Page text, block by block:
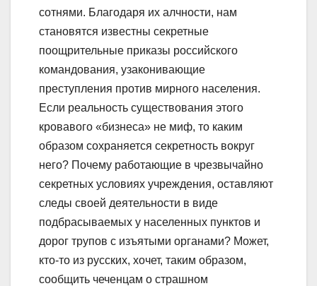
сотнями. Благодаря их алчности, нам
становятся известны секретные
поощрительные приказы российского
командования, узаконивающие
преступления против мирного населения.
Если реальность существования этого
кровавого «бизнеса» не миф, то каким
образом сохраняется секретность вокруг
него? Почему работающие в чрезвычайно
секретных условиях учреждения, оставляют
следы своей деятельности в виде
подбрасываемых у населенных пунктов и
дорог трупов с изъятыми органами? Может,
кто-то из русских, хочет, таким образом,
сообщить чеченцам о страшном